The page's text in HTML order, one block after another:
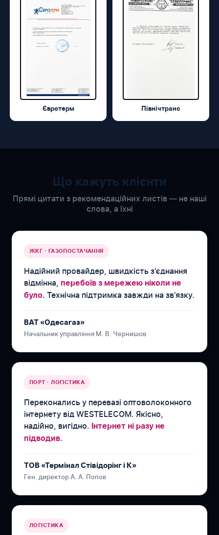
Євротерм Північтранс
Що кажуть клієнти
Прямі цитати з рекомендаційних листів — не наші
слова, а їхні
ЖКГ · ГАЗОПОСТАЧАННЯ
Надійний провайдер, швидкість з'єднання
відмінна, перебоїв з мережею ніколи не
було. Технічна підтримка завжди на зв'язку.
ВАТ «Одесагаз»
Начальник управління М. В. Чернишов
ПОРТ · ЛОГІСТИКА
Переконались у перевазі оптоволоконного
інтернету від WESTELECOM. Якісно,
надійно, вигідно.
Інтернет ні разу не
підводив.
ТОВ «Термінал Стівідорінг і К»
Ген. директор А. А. Попов
ЛОГІСТИКА